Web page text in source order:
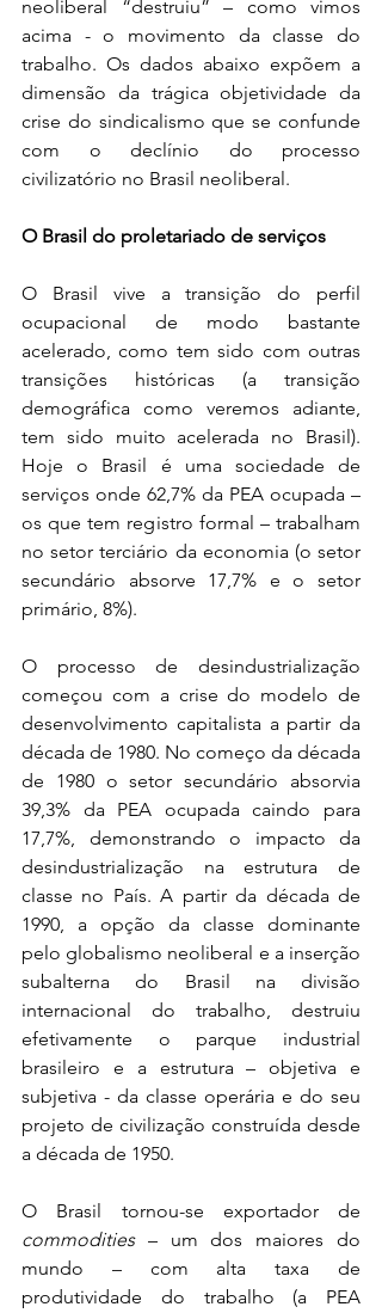
neoliberal “destruiu” – como vimos
acima - o movimento da classe do
trabalho. Os dados abaixo expõem a
dimensão da trágica objetividade da
crise do sindicalismo que se confunde
com o declínio do processo
civilizatório no Brasil neoliberal.
O Brasil do proletariado de serviços
O Brasil vive a transição do perfil
ocupacional de modo bastante
acelerado, como tem sido com outras
transições históricas (a transição
demográfica como veremos adiante,
tem sido muito acelerada no Brasil).
Hoje o Brasil é uma sociedade de
serviços onde 62,7% da PEA ocupada –
os que tem registro formal – trabalham
no setor terciário da economia (o setor
secundário absorve 17,7% e o setor
primário, 8%).
O processo de desindustrialização
começou com a crise do modelo de
desenvolvimento capitalista a partir da
década de 1980. No começo da década
de 1980 o setor secundário absorvia
39,3% da PEA ocupada caindo para
17,7%, demonstrando o impacto da
desindustrialização na estrutura de
classe no País. A partir da década de
1990, a opção da classe dominante
pelo globalismo neoliberal e a inserção
subalterna do Brasil na divisão
internacional do trabalho, destruiu
efetivamente o parque industrial
brasileiro e a estrutura – objetiva e
subjetiva - da classe operária e do seu
projeto de civilização construída desde
a década de 1950.
commodities – um dos maiores do
mundo – com alta taxa de
produtividade do trabalho (a PEA